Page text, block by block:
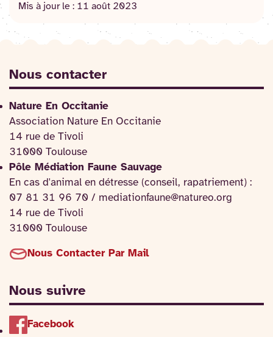
Mis à jour le : 11 août 2023
Nous contacter
Nature En Occitanie
Association Nature En Occitanie
14 rue de Tivoli
31000 Toulouse
Pôle Médiation Faune Sauvage
En cas d'animal en détresse (conseil, rapatriement) :
07 81 31 96 70 / mediationfaune@natureo.org
14 rue de Tivoli
31000 Toulouse
Nous Contacter Par Mail
Nous suivre
Facebook